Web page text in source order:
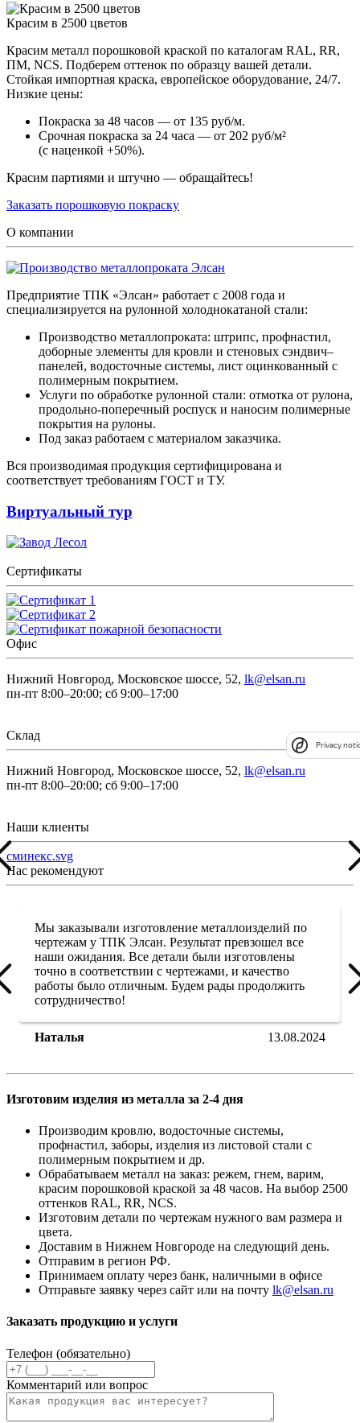
Красим в 2500 цветов
Красим металл порошковой краской по каталогам RAL, RR,
ПМ, NCS. Подберем оттенок по образцу вашей детали.
Стойкая импортная краска, европейское оборудование, 24/7.
Низкие цены:
Покраска за 48 часов — от 135 руб/м.
Срочная покраска за 24 часа — от 202 руб/м²
(с наценкой +50%).
Красим партиями и штучно — обращайтесь!
Заказать порошковую покраску
О компании
Предприятие ТПК «Элсан» работает с 2008 года и
специализируется на рулонной холоднокатаной стали:
Производство металлопроката: штрипс, профнастил,
доборные элементы для кровли и стеновых сэндвич–
панелей, водосточные системы, лист оцинкованный с
полимерным покрытием.
Услуги по обработке рулонной стали: отмотка от рулона,
продольно-поперечный роспуск и наносим полимерные
покрытия на рулоны.
Под заказ работаем с материалом заказчика.
Вся производимая продукция сертифицирована и
соответствует требованиям ГОСТ и ТУ.
Виртуальный тур
Сертификаты
Офис
Нижний Новгород, Московское шоссе, 52, lk@elsan.ru
пн-пт 8:00–20:00; сб 9:00–17:00
Склад
Нижний Новгород, Московское шоссе, 52, lk@elsan.ru
пн-пт 8:00–20:00; сб 9:00–17:00
Наши клиенты
сминекс.svg
Нас рекомендуют
Мы заказывали изготовление металлоизделий по
чертежам у ТПК Элсан. Результат превзошел все
наши ожидания. Все детали были изготовлены
точно в соответствии с чертежами, и качество
работы было отличным. Будем рады продолжить
сотрудничество!
Наталья 13.08.2024
Изготовим изделия из металла за 2-4 дня
Производим кровлю, водосточные системы,
профнастил, заборы, изделия из листовой стали с
полимерным покрытием и др.
Обрабатываем металл на заказ: режем, гнем, варим,
красим порошковой краской за 48 часов. На выбор 2500
оттенков RAL, RR, NCS.
Изготовим детали по чертежам нужного вам размера и
цвета.
Доставим в Нижнем Новгороде на следующий день.
Отправим в регион РФ.
Принимаем оплату через банк, наличными в офисе
Отправьте заявку через сайт или на почту lk@elsan.ru
Заказать продукцию и услуги
Телефон (обязательно)
Комментарий или вопрос
Privacy